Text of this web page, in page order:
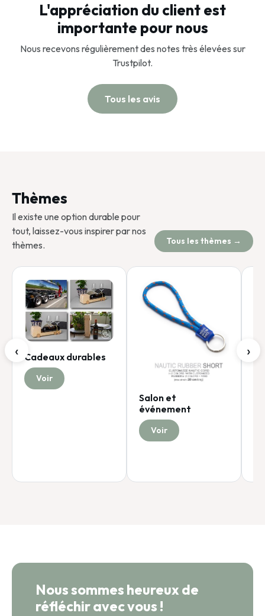
L'appréciation du client est
importante pour nous
Nous recevons régulièrement des notes très élevées sur
Trustpilot.
Tous les avis
Thèmes
Il existe une option durable pour
tout, laissez-vous inspirer par nos
thèmes.
Tous les thèmes →
Cadeaux durables
Voir
Salon et
événement
Voir
‹ ›
Nous sommes heureux de
réfléchir avec vous !